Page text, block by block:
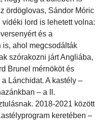
ördöglovas, Sándor Móric
lord is lehetett volna:
és a
is, ahol megcsodálták
szórakozni járt Angliába,
Brunel mérnököt és
Lánchidat. A kastély –
– a II.
2018-2021 között
keretében –